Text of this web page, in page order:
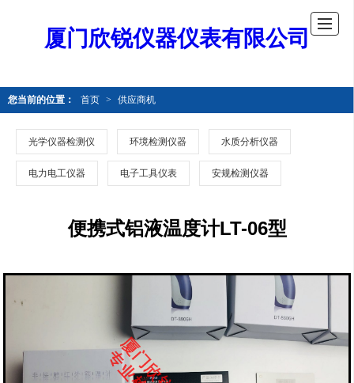
厦门欣锐仪器仪表有限公司
您当前的位置： 首页 > 供应商机
光学仪器检测仪 环境检测仪器 水质分析仪器
电力电工仪器 电子工具仪表 安规检测仪器
便携式铝液温度计LT-06型